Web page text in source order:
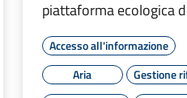
piattaforma ecologica
Accesso all'informazione
Aria
Gestione